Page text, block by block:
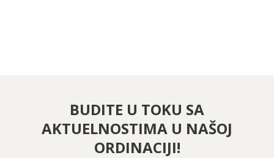
BUDITE U TOKU SA
AKTUELNOSTIMA U NAŠOJ
ORDINACIJI!